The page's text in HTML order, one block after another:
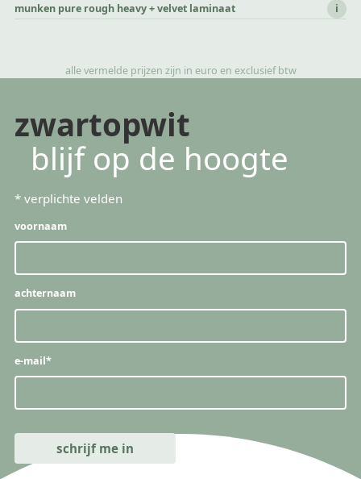
munken pure rough heavy + velvet laminaat i
alle vermelde prijzen zijn in euro en exclusief btw
zwartopwit
blijf op de hoogte
* verplichte velden
voornaam
achternaam
e-mail*